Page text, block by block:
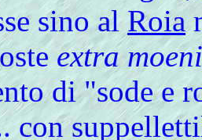
sino alRoia
extra
di "sode e
con